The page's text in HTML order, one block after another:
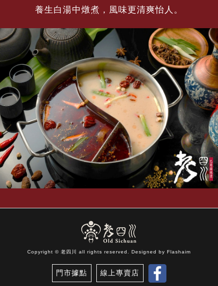
養生白湯中燉煮，風味更清爽怡人。
Copyright © 老四川 all rights reserved. Designed by Flashaim
門市據點 線上專賣店